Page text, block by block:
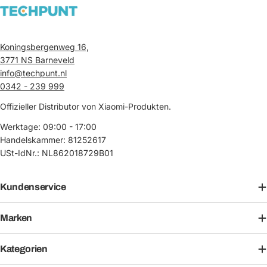
Koningsbergenweg 16,
3771 NS Barneveld
info@techpunt.nl
0342 - 239 999
Offizieller Distributor von Xiaomi-Produkten.
Werktage: 09:00 - 17:00
Handelskammer: 81252617
USt-IdNr.: NL862018729B01
Kundenservice
Marken
Kategorien